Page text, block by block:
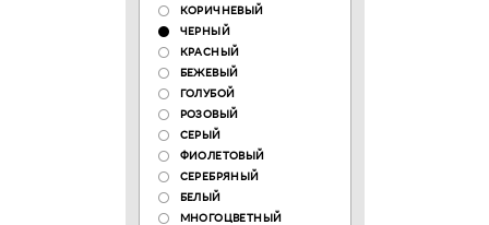
КОРИЧНЕВЫЙ
ЧЕРНЫЙ
КРАСНЫЙ
БЕЖЕВЫЙ
ГОЛУБОЙ
РОЗОВЫЙ
СЕРЫЙ
ФИОЛЕТОВЫЙ
СЕРЕБРЯНЫЙ
БЕЛЫЙ
МНОГОЦВЕТНЫЙ